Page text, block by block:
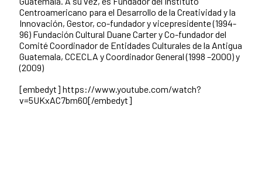
Centroamericano para el Desarrollo de la Creatividad y la
Innovación, Gestor, co-fundador y vicepresidente (1994-
96) Fundación Cultural Duane Carter y Co-fundador del
Comité Coordinador de Entidades Culturales de la Antigua
Guatemala, CCECLA y Coordinador General (1998 –2000) y
(2009)
[embedyt] https://www.youtube.com/watch?
v=5UKxAC7bm60[/embedyt]